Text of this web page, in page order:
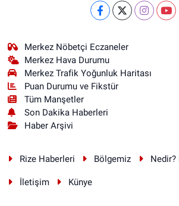
Merkez Nöbetçi Eczaneler
Merkez Hava Durumu
Merkez Trafik Yoğunluk Haritası
Puan Durumu ve Fikstür
Tüm Manşetler
Son Dakika Haberleri
Haber Arşivi
Rize Haberleri Bölgemiz Nedir?
İletişim Künye